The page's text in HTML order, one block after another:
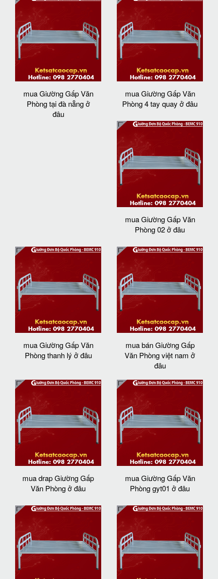
mua Giường Gấp Văn
Phòng tại đà nẵng ở
đâu
mua Giường Gấp Văn
Phòng 4 tay quay ở đâu
mua Giường Gấp Văn
Phòng 02 ở đâu
mua Giường Gấp Văn
Phòng thanh lý ở đâu
mua bán Giường Gấp
Văn Phòng việt nam ở
đâu
mua drap Giường Gấp
Văn Phòng ở đâu
mua Giường Gấp Văn
Phòng gyt01 ở đâu